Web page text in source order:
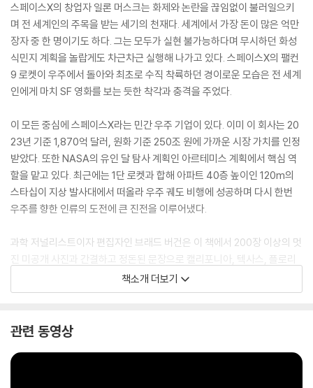
스페이스X의 창업자 일론 머스크는 화제와 논란을 끊임없이 불러일으키
며 전 세계인의 주목을 받는 세기의 천재다. 세계에서 가장 돈이 많은 억만
장자 중 한 명이기도 하다. 그는 모두가 실현 불가능하다며 무시하던 화성
식민지 계획을 놀랍게도 차근차근 실행해 나가고 있다. 스페이스X의 팰컨
9 로켓이 우주에서 돌아와 최초로 수직 착륙하던 경이로운 모습은 전 세계
인에게 마치 SF 영화를 보는 듯한 착각과 충격을 주었다.
이 모든 중심에 스페이스X라는 민간 우주 기업이 있다. 이미 이 회사는 20
23년 기준 1,870억 달러, 원화 기준 250조 원에 가까운 시장 가치를 인정
받았다. 또한 NASA의 유인 달 탐사 계획인 아르테미스 계획에서 핵심 역
할을 맡고 있다. 최근에는 1단 로켓과 합해 아파트 40층 높이인 120m의
스타십이 지상 발사대에서 떠올라 우주 궤도 비행에 성공하며 다시 한번
우주를 향한 인류의 도전에 큰 진전을 이루어냈다.
과학 저널리스트이자 편집자인 브래드 버건은 이 책에서 200장 이상의 멋
진 미공개 사진과 간결하고 정돈된 문장으로 캘리포니아, 텍사스, 플로리
다에 위치한 우주선과 주요 시설, 핵심 인사들의 이야기를 비롯한 우주를
향한 끊임없는 도전의 역사를 들려준다. 또한 저자는 스페이스X가 실패했
기 문제 등 많은 논란거리 역시 빠트리지 않고 다루었다. 우리는 저자의 날
지를 마침내 깨달을 수 있을 것이다.
책소개 더보기
관련 동영상